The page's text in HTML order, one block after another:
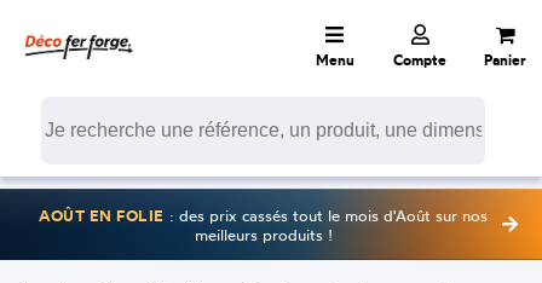
Menu Compte Panier
AOÛT EN FOLIE : des prix cassés tout le mois d'Août sur nos
meilleurs produits !